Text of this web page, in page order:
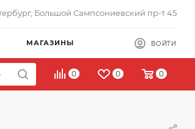
Большой Сампсониевский пр-т 45
МАГАЗИНЫ ВОЙТИ
0 0 0